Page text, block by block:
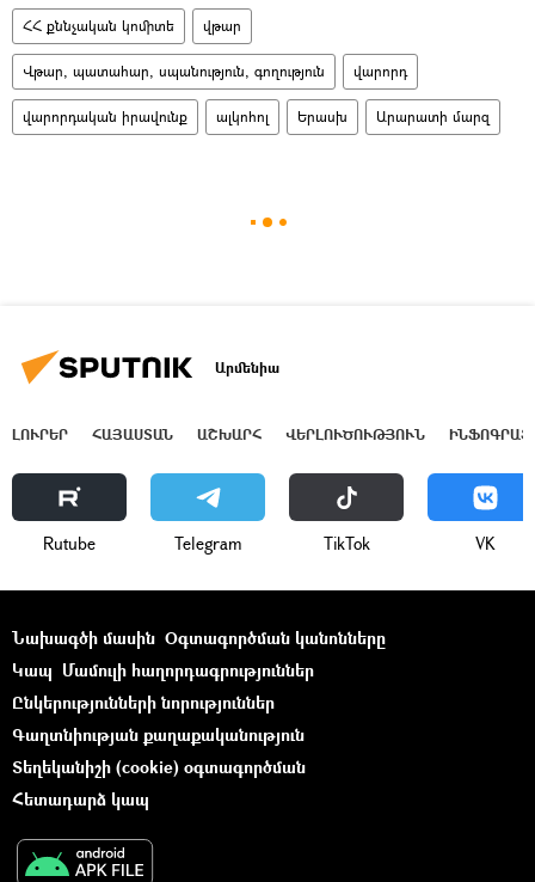
ՀՀ քննչական կոմիտե վթար
Վթար, պատահար, սպանություն, գողություն վարորդ
վարորդական իրավունք ալկոհոլ Երասխ Արարատի մարզ
Արմենիա
ԼՈՒՐԵՐ ՀԱՅԱՍՏԱՆ ԱՇԽԱՐՀ ՎԵՐԼՈՒԾՈՒԹՅՈՒՆ
Rutube Telegram ТikТоk VK
Նախագծի մասին Օգտագործման կանոնները
Կապ Մամուլի հաղորդագրություններ
Ընկերությունների նորություններ
Գաղտնիության քաղաքականություն
Տեղեկանիշի (cookie) օգտագործման
Հետադարձ կապ